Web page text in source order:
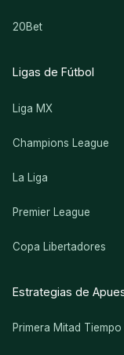
20Bet
Ligas de Fútbol
Liga MX
Champions League
La Liga
Premier League
Copa Libertadores
Estrategias de
Primera Mitad